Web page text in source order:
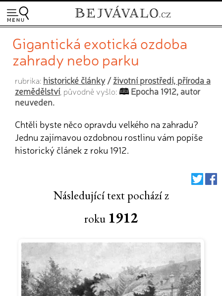
Gigantická exotická ozdoba
zahrady nebo parku
rubrika: historické články/životní prostředí, příroda a
zemědělství, původně vyšlo:
Epocha 1912, autor
neuveden.
Chtěli byste něco opravdu velkého na zahradu?
Jednu zajímavou ozdobnou rostlinu vám popíše
historický článek z roku 1912.
Následující text pochází z
roku 1912